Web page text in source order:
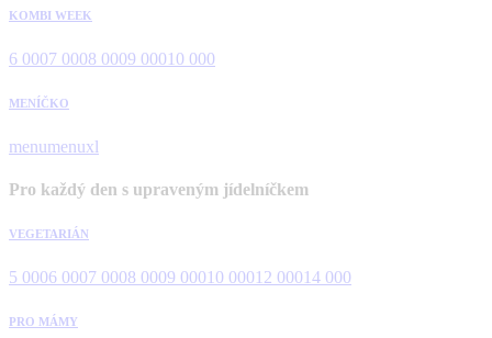
KOMBI WEEK
6 0007 0008 0009 00010 000
MENÍČKO
menumenuxl
Pro každý den s upraveným jídelníčkem
VEGETARIÁN
5 0006 0007 0008 0009 00010 00012 00014 000
PRO MÁMY